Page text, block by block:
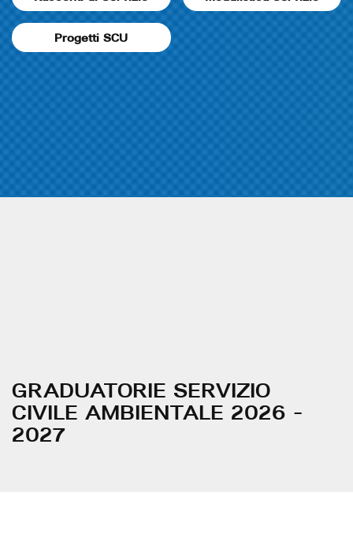
Progetti SCU
GRADUATORIE SERVIZIO
CIVILE AMBIENTALE 2026 -
2027